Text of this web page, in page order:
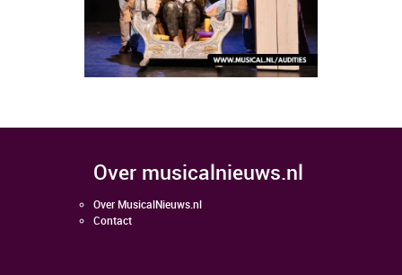
over musicalnieuws.nl
Over MusicalNieuws.nl
Contact